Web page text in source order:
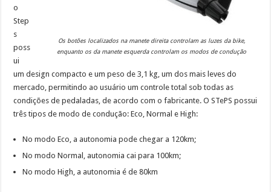
Os botões localizados na manete direita controlam as luzes da bike,
enquanto os da manete esquerda controlam os modos de condução
o
Step
s
poss
ui
um design compacto e um peso de 3,1 kg, um dos mais leves do
mercado, permitindo ao usuário um controle total sob todas as
condições de pedaladas, de acordo com o fabricante. O STePS possui
três tipos de modo de condução: Eco, Normal e High:
No modo Eco, a autonomia pode chegar a 120km;
No modo Normal, autonomia cai para 100km;
No modo High, a autonomia é de 80km